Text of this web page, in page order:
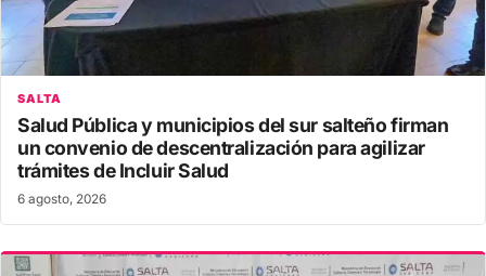
SALTA
Salud Pública y municipios del sur salteño firman
un convenio de descentralización para agilizar
trámites de Incluir Salud
6 agosto, 2026